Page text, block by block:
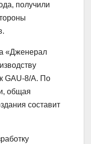
получили
«Дженерал
GAU-8/А. По
общая
составит